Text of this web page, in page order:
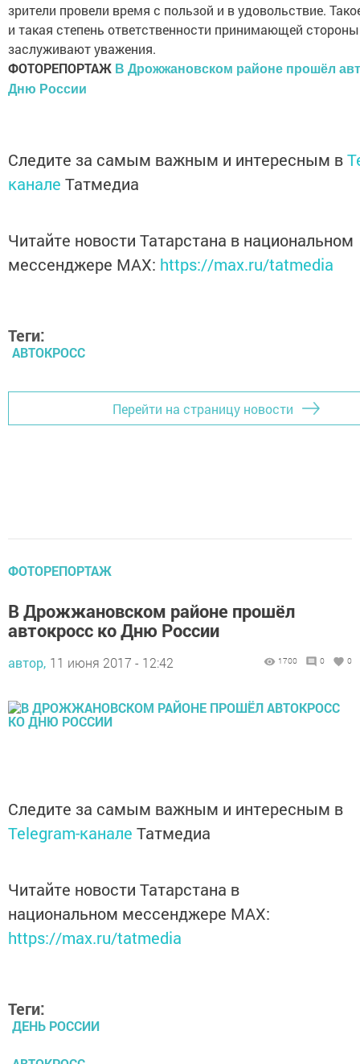
зрители провели время с пользой и в удовольствие.
и такая степень ответственности принимающей стороны
заслуживают уважения.
ФОТОРЕПОРТАЖ В Дрожжановском районе прошёл
Дню России
Следите за самым важным и интересным в
канале Татмедиа
Читайте новости Татарстана в национальном
мессенджере MАХ: https://max.ru/tatmedia
Теги:
АВТОКРОСС
Перейти на страницу новости
ФОТОРЕПОРТАЖ
В Дрожжановском районе прошёл
автокросс ко Дню России
автор, 11 июня 2017 - 12:42 1700 0 0
Следите за самым важным и интересным в
Telegram-канале Татмедиа
Читайте новости Татарстана в
национальном мессенджере MАХ:
https://max.ru/tatmedia
Теги:
ДЕНЬ РОССИИ